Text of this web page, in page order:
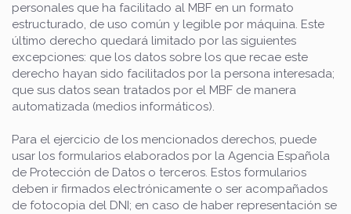
personales que ha facilitado al MBF en un formato
estructurado, de uso común y legible por máquina. Este
último derecho quedará limitado por las siguientes
excepciones: que los datos sobre los que recae este
derecho hayan sido facilitados por la persona interesada;
que sus datos sean tratados por el MBF de manera
automatizada (medios informáticos).
Para el ejercicio de los mencionados derechos, puede
usar los formularios elaborados por la Agencia Española
de Protección de Datos o terceros. Estos formularios
deben ir firmados electrónicamente o ser acompañados
de fotocopia del DNI; en caso de haber representación se